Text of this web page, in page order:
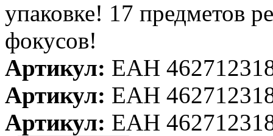
упаковке! 17 предметов
фокусов!
Артикул: ЕАН
Артикул: ЕАН
Артикул: ЕАН